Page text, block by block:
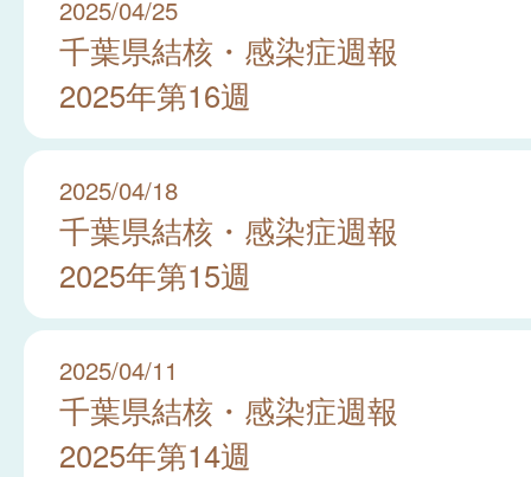
2025/04/25
千葉県結核・感染症週報
2025年第16週
2025/04/18
千葉県結核・感染症週報
2025年第15週
2025/04/11
千葉県結核・感染症週報
2025年第14週